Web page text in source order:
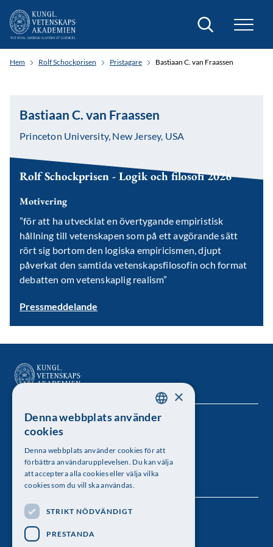
Sök
Hem Rolf Schockprisen Pristagare Bastiaan C. van Fraassen
Bastiaan C. van Fraassen
Princeton University, New Jersey, USA
Rolf Schockprisen - Logik och filosofi 2026
Motivering
”för att ha utvecklat en övertygande empiristisk
hållning till vetenskapen som på ett avgörande sätt
rört sig bortom den logiska empiricismen, djupt
påverkat den samtida vetenskapsfilosofin och format
debatten om vetenskaplig realism”
Pressmeddelande
Kungl. Vetenskapsakademien
Besöksadress: Lilla Frescativägen 4A
Telefon: 08-673 95 00
Följ oss
SWEDISH
×
Denna webbplats använder
cookies
Denna webbplats använder cookies för att
förbättra användarupplevelsen. Du kan välja
att acceptera alla cookies eller välja vilka
cookies som du vill ska användas.
STRIKT NÖDVÄNDIGT
PRESTANDA